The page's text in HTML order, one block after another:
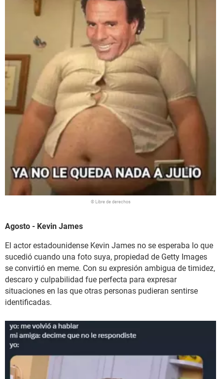
© Libre de derechos
Agosto - Kevin James
El actor estadounidense Kevin James no se esperaba lo que
sucedió cuando una foto suya, propiedad de Getty Images
se convirtió en meme. Con su expresión ambigua de timidez,
descaro y culpabilidad fue perfecta para expresar
situaciones en las que otras personas pudieran sentirse
identificadas.